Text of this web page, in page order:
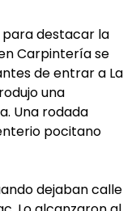
para destacar la
Carpintería se
de entrar a La
una
Una rodada
pocitano
dejaban calle